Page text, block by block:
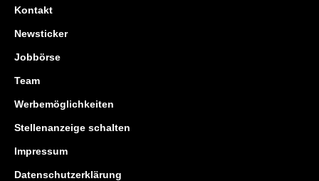
Kontakt
Newsticker
Jobbörse
Team
Werbemöglichkeiten
Stellenanzeige schalten
Impressum
Datenschutzerklärung